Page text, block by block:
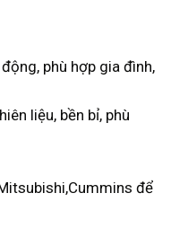
phù hợp gia đình,
liệu, bền bỉ, phù
để